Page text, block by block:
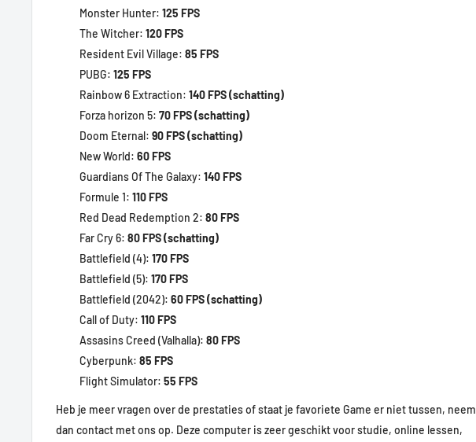
Monster Hunter: 125 FPS
The Witcher: 120 FPS
Resident Evil Village: 85 FPS
PUBG: 125 FPS
Rainbow 6 Extraction: 140 FPS (schatting)
Forza horizon 5: 70 FPS (schatting)
Doom Eternal: 90 FPS (schatting)
New World: 60 FPS
Guardians Of The Galaxy: 140 FPS
Formule 1: 110 FPS
Red Dead Redemption 2: 80 FPS
Far Cry 6: 80 FPS (schatting)
Battlefield (4): 170 FPS
Battlefield (5): 170 FPS
Battlefield (2042): 60 FPS (schatting)
Call of Duty: 110 FPS
Assasins Creed (Valhalla): 80 FPS
Cyberpunk: 85 FPS
Flight Simulator: 55 FPS
Heb je meer vragen over de prestaties of staat je favoriete Game er niet tussen, neem
dan contact met ons op. Deze computer is zeer geschikt voor studie, online lessen,